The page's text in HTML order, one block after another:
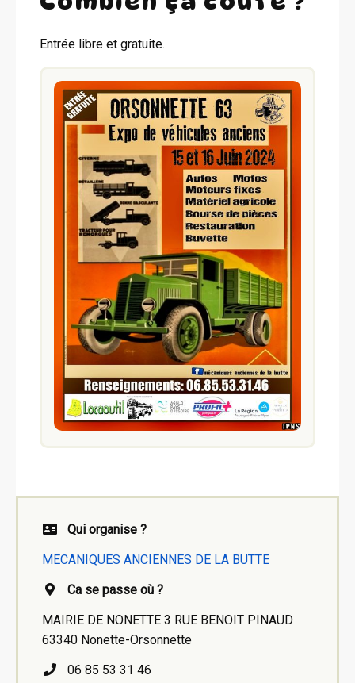
Entrée libre et gratuite.
Qui organise ?
MECANIQUES ANCIENNES DE LA BUTTE
Ca se passe où ?
MAIRIE DE NONETTE 3 RUE BENOIT PINAUD
63340 Nonette-Orsonnette
06 85 53 31 46